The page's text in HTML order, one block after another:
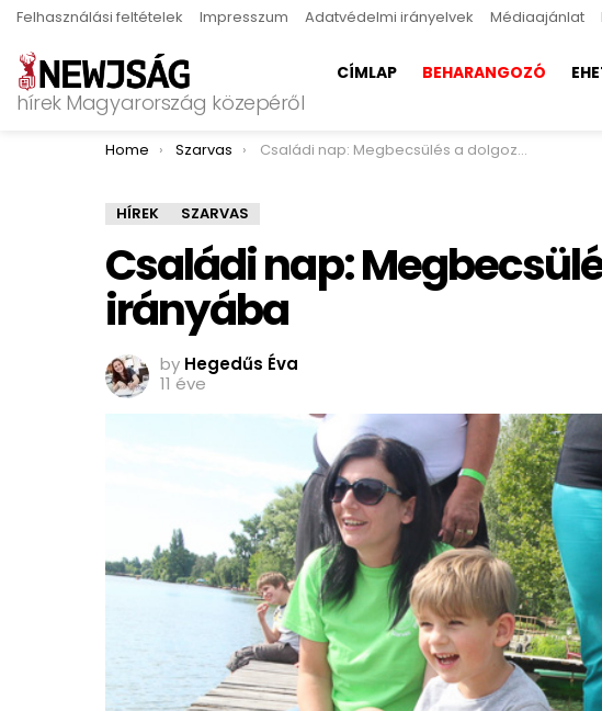
Felhasználási feltételek Impresszum Adatvédelmi irányelvek Médiaajánlat
hírek Magyarország közepéről
CÍMLAP BEHARANGOZÓ
You are here:
Home Szarvas Családi nap: Megbecsülés a dolgozók irányába
HÍREK SZARVAS
Családi nap:
irányába
by Hegedűs Éva
11 éve